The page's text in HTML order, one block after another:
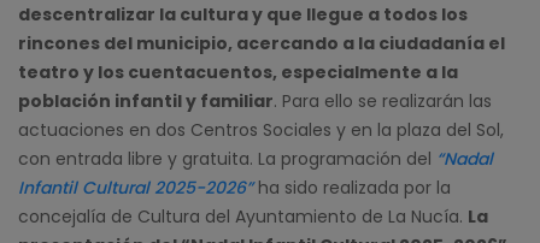
descentralizar la cultura y que llegue a todos los
rincones del municipio, acercando a la ciudadanía el
teatro y los cuentacuentos, especialmente a la
población infantil y familiar. Para ello se realizarán las
actuaciones en dos Centros Sociales y en la plaza del Sol,
con entrada libre y gratuita. La programación del “Nadal
Infantil Cultural 2025-2026”ha sido realizada por la
concejalía de Cultura del Ayuntamiento de La Nucía. La